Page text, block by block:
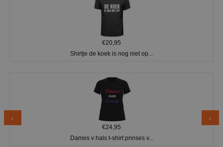
€20,95
Shirtje de koek is nog niet op...
€24,95
Dames v hals t-shirt prinses v...